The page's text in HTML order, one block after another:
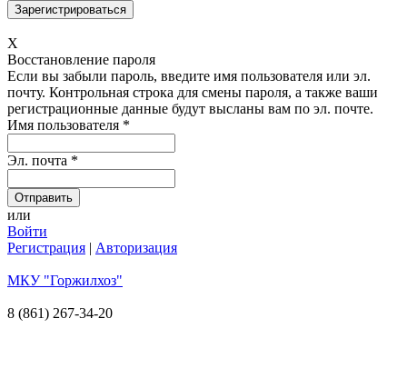
X
Восстановление пароля
Если вы забыли пароль, введите имя пользователя или эл.
почту. Контрольная строка для смены пароля, а также ваши
регистрационные данные будут высланы вам по эл. почте.
Имя пользователя *
Эл. почта *
или
Войти
Регистрация | Авторизация
МКУ "Горжилхоз"
8 (861) 267-34-20